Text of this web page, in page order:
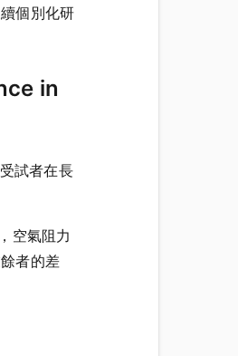
個別化研
in
試者在長
空氣阻力
者的差